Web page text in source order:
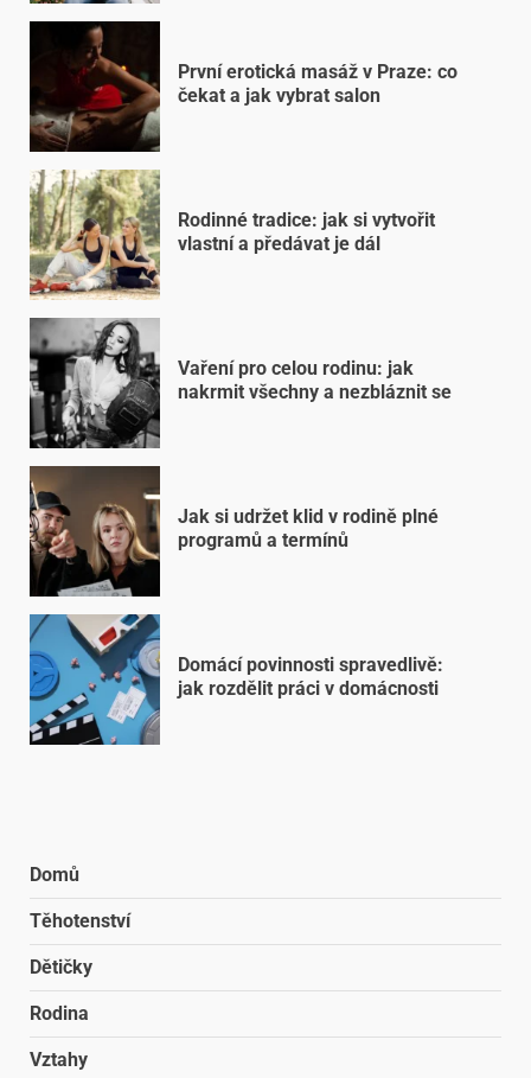
První erotická masáž v Praze: co
čekat a jak vybrat salon
Rodinné tradice: jak si vytvořit
vlastní a předávat je dál
Vaření pro celou rodinu: jak
nakrmit všechny a nezbláznit se
Jak si udržet klid v rodině plné
programů a termínů
Domácí povinnosti spravedlivě:
jak rozdělit práci v domácnosti
Domů
Těhotenství
Dětičky
Rodina
Vztahy